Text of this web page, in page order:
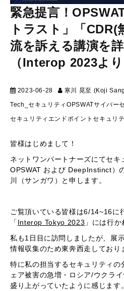
IT用語
緊急提言！
トラスト」「CDR(
流を訴える講演を
（Interop 2023より
2023-06-28 寒川 晃至 (Koji
Tech_セキュリティOPSWATサイバー
セキュリティ エンドポイントセキュリ
皆様はじめまして！
ネットワンパートナーズにてセキ
OPSWAT および DeepInstinct）
川（サンガワ）と申します。
ご覧頂いている皆様は6/14~16に
「Interop Tokyo 2023 」には行
私も1日目に訪問しましたが、展
情報収集のため東奔西走しており
特に私の担当するセキュリティの
ェア被害の急増・ロシア/ウクラ
盛り上がっていたように感じます。